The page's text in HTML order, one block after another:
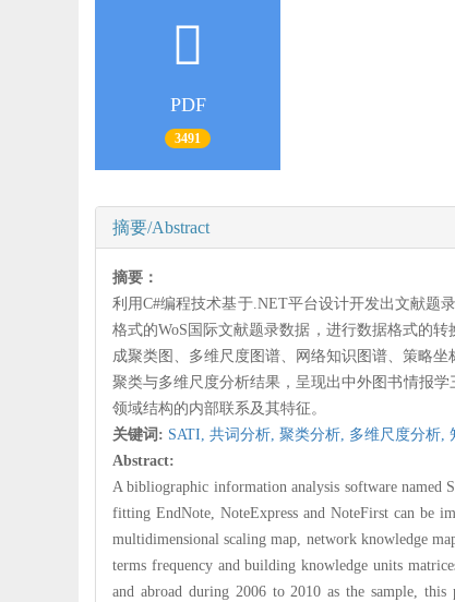
PDF
3491
摘要/Abstract
摘要：
利用C#编程技术基于.NET平台设计开发出文献题
格式的WoS国际文献题录数据，进行数据格式的
成聚类图、多维尺度图谱、网络知识图谱、策略
聚类与多维尺度分析结果，呈现出中外图书情报
领域结构的内部联系及其特征。
关键词: SATI, 共词分析, 聚类分析, 多维尺度分析,
Abstract:
A bibliographic information analysis software
fitting EndNote, NoteExpress and NoteFirst can be
multidimensional scaling map, network knowledge
terms frequency and building knowledge units
and abroad during 2006 to 2010 as the sample, this